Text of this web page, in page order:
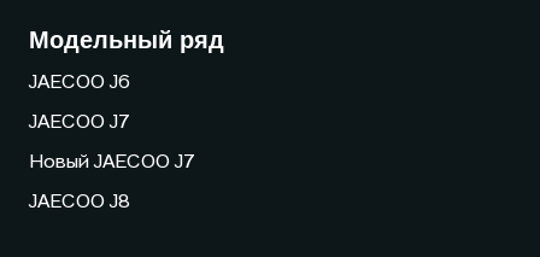
Модельный ряд
JAECOO J6
JAECOO J7
Новый JAECOO J7
JAECOO J8